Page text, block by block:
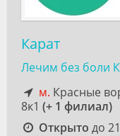
Карат
Лечим без боли
м. Красные
8к1 (+ 1 филиал)
Открыто до